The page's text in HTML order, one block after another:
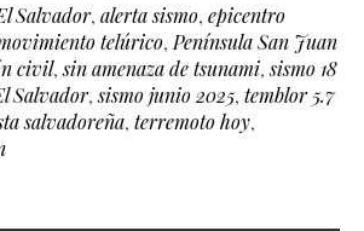
Salvador, alerta sismo, epicentro
telúrico, Península San Juan
civil,sin amenaza de tsunami,sismo 18
Salvador,sismo junio 2025, temblor 5.7
salvadoreña, terremoto hoy,